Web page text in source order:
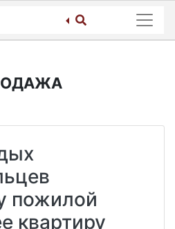
пожилой
квартиру